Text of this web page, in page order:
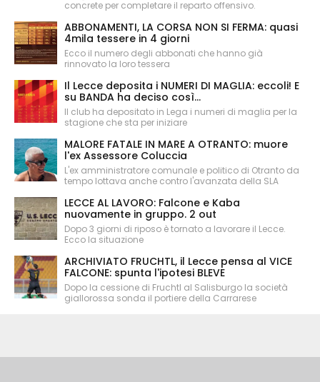
concrete per completare il reparto offensivo.
ABBONAMENTI, LA CORSA NON SI FERMA: quasi
4mila tessere in 4 giorni
Ecco il numero degli abbonati che hanno già
rinnovato la loro tessera
Il Lecce deposita i NUMERI DI MAGLIA: eccoli! E
su BANDA ha deciso così...
Il club ha depositato in Lega i numeri di maglia per la
stagione che sta per iniziare
MALORE FATALE IN MARE A OTRANTO: muore
l'ex Assessore Coluccia
L'ex amministratore comunale e politico di Otranto da
tempo lottava anche contro l'avanzata della SLA
LECCE AL LAVORO: Falcone e Kaba
nuovamente in gruppo. 2 out
Dopo 3 giorni di riposo è tornato a lavorare il Lecce.
Ecco la situazione
ARCHIVIATO FRUCHTL, il Lecce pensa al VICE
FALCONE: spunta l'ipotesi BLEVE
Dopo la cessione di Fruchtl al Salisburgo la società
giallorossa sonda il portiere della Carrarese